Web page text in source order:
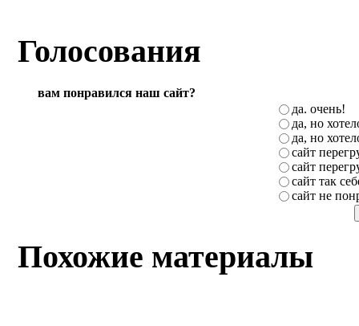
Голосования
вам понравился наш сайт?
да. очень!
да, но
да, но
сайт
сайт
сайт так
сайт не
Похожие материалы